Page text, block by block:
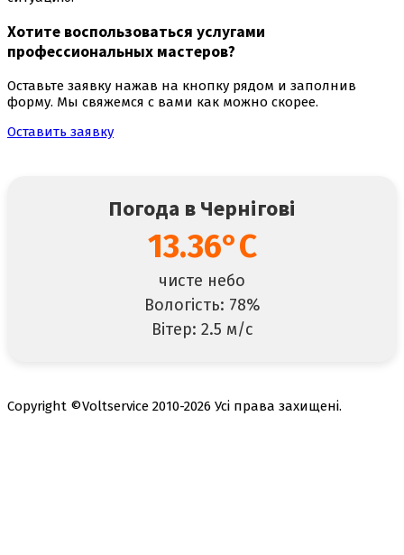
Хотите воспользоваться услугами
профессиональных мастеров?
Оставьте заявку нажав на кнопку рядом и заполнив
форму. Мы свяжемся с вами как можно скорее.
Оставить заявку
Погода в Чернігові
13.36°C
чисте небо
Вологість: 78%
Вітер: 2.5 м/с
Copyright ©Voltservice 2010-2026 Усі права захищені.